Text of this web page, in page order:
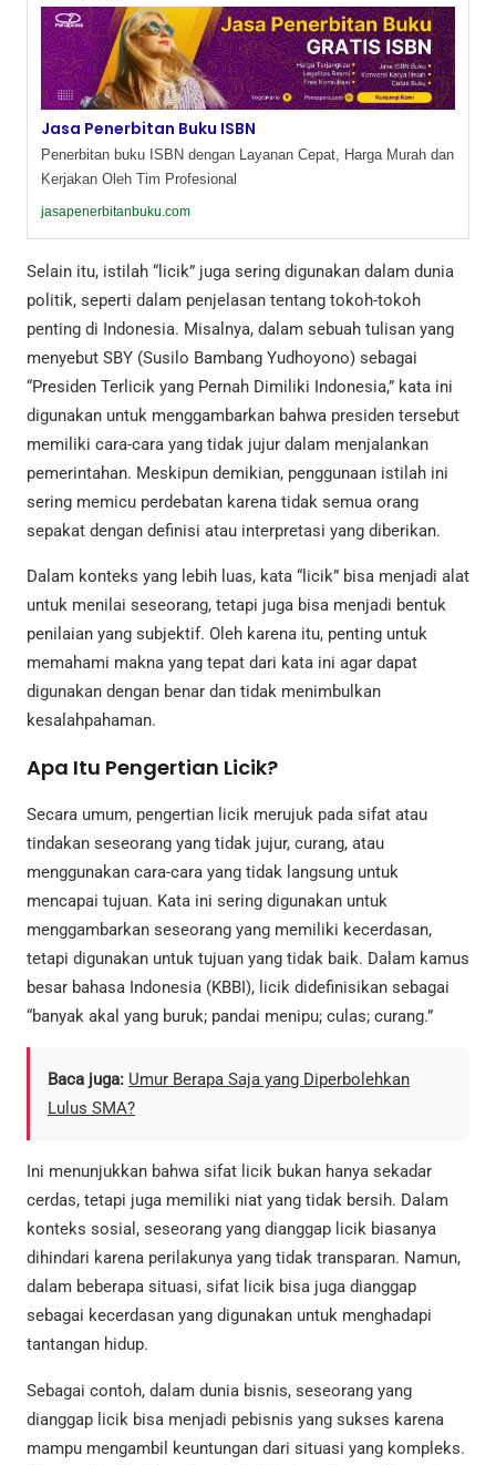
Jasa Penerbitan Buku ISBN
Penerbitan buku ISBN dengan Layanan Cepat, Harga Murah dan
Kerjakan Oleh Tim Profesional
jasapenerbitanbuku.com
Selain itu, istilah “licik” juga sering digunakan dalam dunia
politik, seperti dalam penjelasan tentang tokoh-tokoh
penting di Indonesia. Misalnya, dalam sebuah tulisan yang
menyebut SBY (Susilo Bambang Yudhoyono) sebagai
“Presiden Terlicik yang Pernah Dimiliki Indonesia,” kata ini
digunakan untuk menggambarkan bahwa presiden tersebut
memiliki cara-cara yang tidak jujur dalam menjalankan
pemerintahan. Meskipun demikian, penggunaan istilah ini
sering memicu perdebatan karena tidak semua orang
sepakat dengan definisi atau interpretasi yang diberikan.
Dalam konteks yang lebih luas, kata “licik” bisa menjadi alat
untuk menilai seseorang, tetapi juga bisa menjadi bentuk
penilaian yang subjektif. Oleh karena itu, penting untuk
memahami makna yang tepat dari kata ini agar dapat
digunakan dengan benar dan tidak menimbulkan
kesalahpahaman.
Apa Itu Pengertian Licik?
Secara umum, pengertian licik merujuk pada sifat atau
tindakan seseorang yang tidak jujur, curang, atau
menggunakan cara-cara yang tidak langsung untuk
mencapai tujuan. Kata ini sering digunakan untuk
menggambarkan seseorang yang memiliki kecerdasan,
tetapi digunakan untuk tujuan yang tidak baik. Dalam kamus
besar bahasa Indonesia (KBBI), licik didefinisikan sebagai
“banyak akal yang buruk; pandai menipu; culas; curang.”
Baca juga: Umur Berapa Saja yang Diperbolehkan
Lulus SMA?
Ini menunjukkan bahwa sifat licik bukan hanya sekadar
cerdas, tetapi juga memiliki niat yang tidak bersih. Dalam
konteks sosial, seseorang yang dianggap licik biasanya
dihindari karena perilakunya yang tidak transparan. Namun,
dalam beberapa situasi, sifat licik bisa juga dianggap
sebagai kecerdasan yang digunakan untuk menghadapi
tantangan hidup.
Sebagai contoh, dalam dunia bisnis, seseorang yang
dianggap licik bisa menjadi pebisnis yang sukses karena
mampu mengambil keuntungan dari situasi yang kompleks.